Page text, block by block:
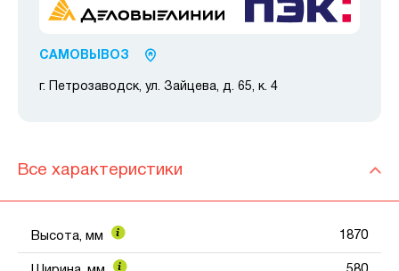
САМОВЫВОЗ
г. Петрозаводск, ул. Зайцева, д. 65, к. 4
Все характеристики
Высота, мм 1870